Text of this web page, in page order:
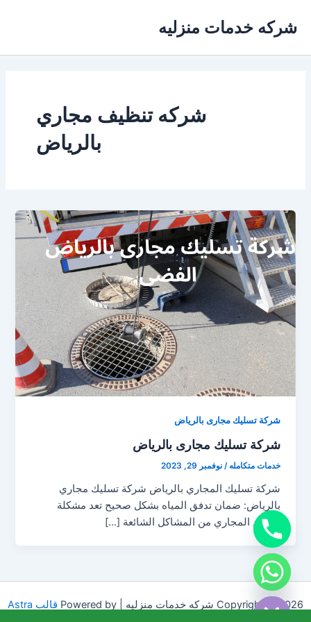
المحتوى
شركه خدمات منزليه
شركه تنظيف مجاري
بالرياض
شركة تسليك مجارى بالرياض
شركة تسليك مجارى بالرياض
خدمات متكامله/نوفمبر 29, 2023
شركة تسليك المجاري بالرياض شركة تسليك مجاري
بالرياض: ضمان تدفق المياه بشكل صحيح تعد مشكلة
انسداد المجاري من المشاكل الشائعة […]
Copyright © 2026 شركه خدمات منزليه | Powered by
قالب Astra
Hide
chaty